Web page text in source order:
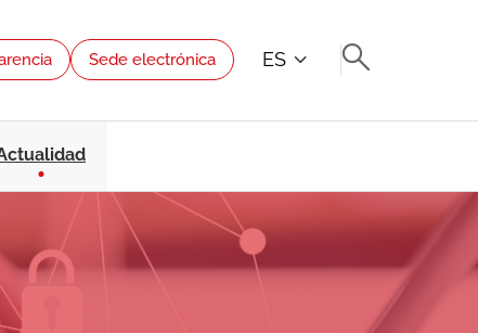
Sede electrónica ES